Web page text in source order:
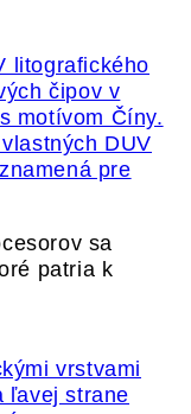
DUV
pre
sa
patria k